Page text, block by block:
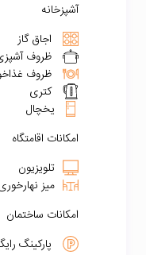
آشپزخانه
اجاق گاز
ظروف
ظروف
کتری
یخچال
امکانات اقامتگاه
تلویزیون
میز
امکانات ساختمان
پارکینگ